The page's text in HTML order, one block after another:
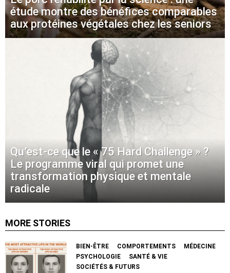
étude montre des bénéfices comparables
aux protéines végétales chez les seniors
Qu’est-ce que le « 75 Hard Challenge » ?
Le programme viral qui promet une
transformation physique et mentale
radicale
MORE STORIES
BIEN-ÊTRE COMPORTEMENTS
MÉDECINE
PSYCHOLOGIE
SANTÉ & VIE
SOCIÉTÉS & FUTURS